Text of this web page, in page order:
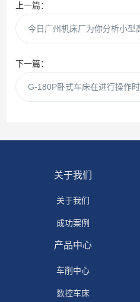
上一篇：
下一篇：
关于我们
关于我们
成功案例
产品中心
车削中心
数控车床